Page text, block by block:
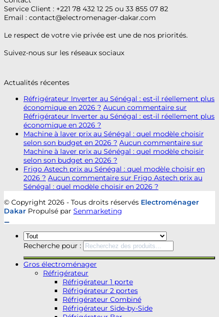
Service Client : +221 78 432 12 25 ou 33 855 07 82
Email : contact@electromenager-dakar.com
Le respect de votre vie privée est une de nos priorités.
Suivez-nous sur les réseaux sociaux
Actualités récentes
Réfrigérateur Inverter au Sénégal : est-il réellement plus
économique en 2026 ? Aucun commentaire sur
Réfrigérateur Inverter au Sénégal : est-il réellement plus
économique en 2026 ?
Machine à laver prix au Sénégal : quel modèle choisir
selon son budget en 2026 ? Aucun commentaire sur
Machine à laver prix au Sénégal : quel modèle choisir
selon son budget en 2026 ?
Frigo Astech prix au Sénégal : quel modèle choisir en
2026 ? Aucun commentaire sur Frigo Astech prix au
Sénégal : quel modèle choisir en 2026 ?
© Copyright 2026 - Tous droits réservés Electroménager
Dakar Propulsé par Senmarketing
Recherche pour :
Gros électroménager
Réfrigérateur
Réfrigérateur 1 porte
Réfrigérateur 2 portes
Réfrigérateur Combiné
Réfrigérateur Side-by-Side